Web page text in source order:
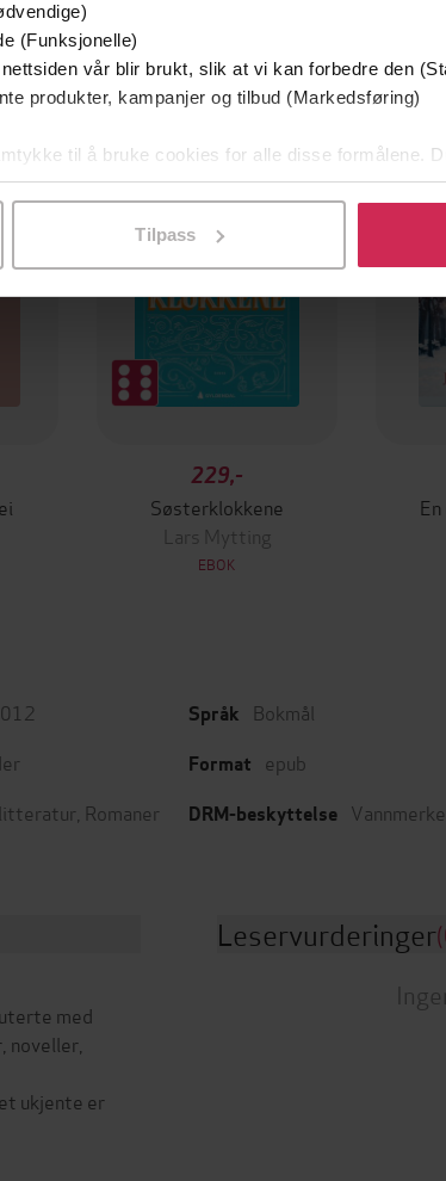
(Funksjonelle)
vår blir brukt, slik at vi kan forbedre den
produkter, kampanjer og tilbud (Markedsføring)
til å bruke cookies for alle disse formålene.
på «Tilpass». Du kan når som helst trekke
Tilpass
229,-
Søsterklokkene
Lars Mytting
EBOK
Romaner
Språk Bokmål
Format epub
DRM-beskyttelse
med
noveller,
ukjente er
Leservurderinger